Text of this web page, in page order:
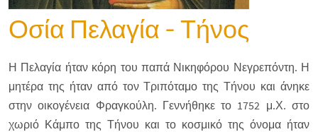
Οσία Πελαγία - Τήνος
Η Πελαγία ήταν κόρη του παπά Νικηφόρου Νεγρεπόντη. Η
μητέρα της ήταν από τον Τριπόταμο της Τήνου και άνηκε
στην οικογένεια Φραγκούλη. Γεννήθηκε το 1752 μ.Χ. στο
χωριό Κάμπο της Τήνου και το κοσμικό της όνομα ήταν